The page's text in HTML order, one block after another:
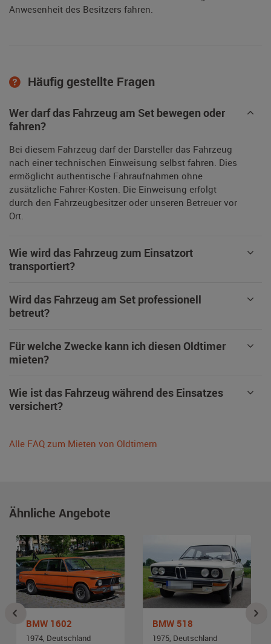
Anwesenheit des Besitzers fahren.
Häufig gestellte Fragen
Wer darf das Fahrzeug am Set bewegen oder
fahren?
Bei diesem Fahrzeug darf der Darsteller das Fahrzeug
nach einer technischen Einweisung selbst fahren. Dies
ermöglicht authentische Fahraufnahmen ohne
zusätzliche Fahrer-Kosten. Die Einweisung erfolgt
durch den Fahrzeugbesitzer oder unseren Betreuer vor
Ort.
Wie wird das Fahrzeug zum Einsatzort
transportiert?
Wird das Fahrzeug am Set professionell
betreut?
Für welche Zwecke kann ich diesen Oldtimer
mieten?
Wie ist das Fahrzeug während des Einsatzes
versichert?
Alle FAQ zum Mieten von Oldtimern
Ähnliche Angebote
BMW 1602
1974, Deutschland
BMW 518
1975, Deutschland